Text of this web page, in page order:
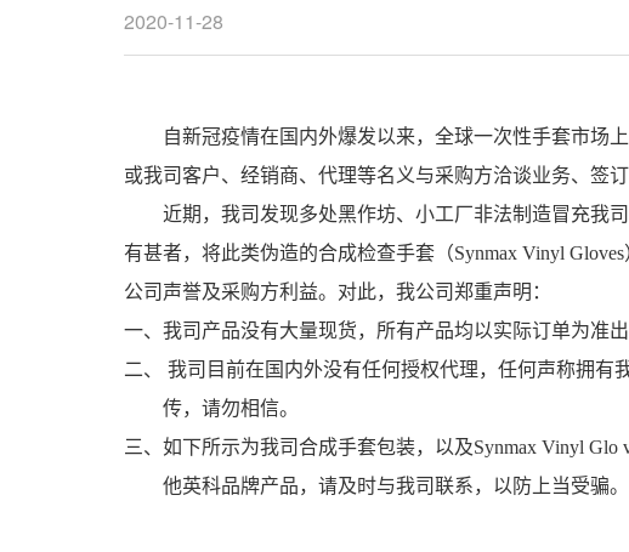
2020-11-28
自新冠疫情在国内外爆发以来，全球一次性手套市场
或我司客户、经销商、代理等名义与采购方洽谈业务、签
近期，我司发现多处黑作坊、小工厂非法制造冒充我
有甚者，将此类伪造的合成检查手套（Synmax Vinyl Gloves
公司声誉及采购方利益。对此，我公司郑重声明：
一、我司产品没有大量现货，所有产品均以实际订单为准
二、
我司目前在国内外没有任何授权代理，任何声称拥有
传，请勿相信。
三、如下所示为我司合成手套包装，以及Synmax Vinyl Glo
他英科品牌产品，请及时与我司联系，以防上当受骗。